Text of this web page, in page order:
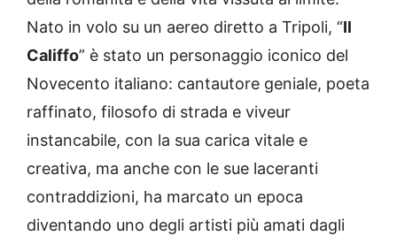
Nato in volo su un aereo diretto a Tripoli, “Il
Califfo” è stato un personaggio iconico del
Novecento italiano: cantautore geniale, poeta
raffinato, filosofo di strada e viveur
instancabile, con la sua carica vitale e
creativa, ma anche con le sue laceranti
contraddizioni, ha marcato un epoca
diventando uno degli artisti più amati dagli